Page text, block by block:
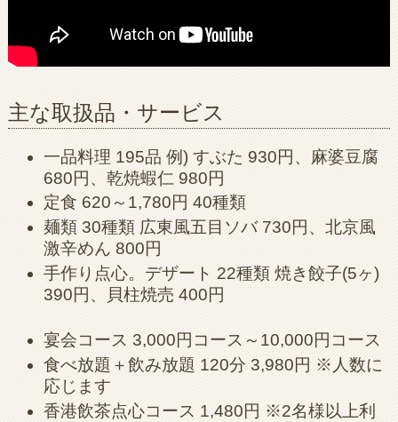
主な取扱品・サービス
一品料理 195品 例) すぶた 930円、麻婆豆腐
680円、乾焼蝦仁 980円
定食 620～1,780円 40種類
麺類 30種類 広東風五目ソバ 730円、北京風
激辛めん 800円
手作り点心。デザート 22種類 焼き餃子(5ヶ)
390円、貝柱焼売 400円
宴会コース 3,000円コース～10,000円コース
食べ放題＋飲み放題 120分 3,980円 ※人数に
応じます
香港飲茶点心コース 1,480円 ※2名様以上利